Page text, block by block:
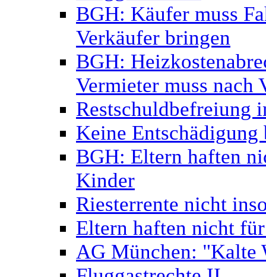
BGH: Käufer muss
Verkäufer bringen
BGH:
Vermieter muss nach
Restschuldbefreiung
Keine
BGH: Eltern haften
Kinder
Riesterrente nicht
Eltern haften nicht
AG München: "Kalte